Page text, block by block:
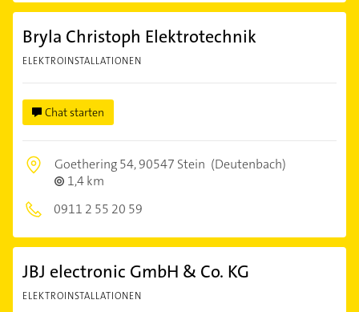
Bryla Christoph Elektrotechnik
ELEKTROINSTALLATIONEN
Chat starten
Goethering 54,90547 Stein (Deutenbach)
1,4 km
0911 2 55 20 59
JBJ electronic GmbH & Co. KG
ELEKTROINSTALLATIONEN